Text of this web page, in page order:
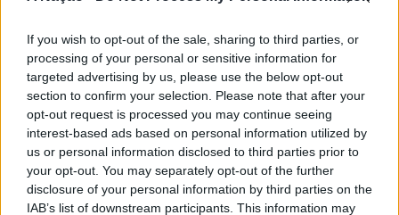
If you wish to opt-out of the sale, sharing to third parties, or
processing of your personal or sensitive information for
targeted advertising by us, please use the below opt-out
section to confirm your selection. Please note that after your
opt-out request is processed you may continue seeing
interest-based ads based on personal information utilized by
us or personal information disclosed to third parties prior to
your opt-out. You may separately opt-out of the further
disclosure of your personal information by third parties on the
IAB’s list of downstream participants. This information may
emblemáticas da cultura portuguesa e elemento central
da identidade albicastrense.
Ao longo de dois dias, especialistas nacionais e
internacionais, investigadores, artesãos, representantes
institucionais, organismos públicos, instituições de
ensino superior e cidades pertencentes à “Rede de
Cidades Criativas da UNESCO” discutirão políticas
públicas, inovação, empreendedorismo,
CONTINUAR A LER
ATUALIDADE
Covilhã: Especialista aponta
investimento estrangeiro e
valorização imobiliária como
motores do crescimento da Beira